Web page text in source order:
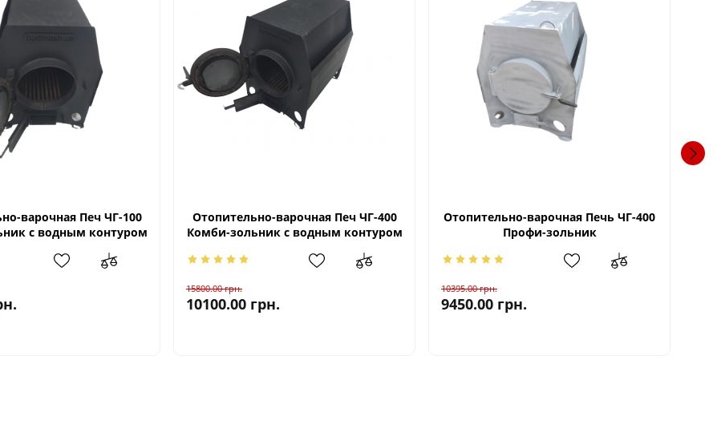
варочная Печ ЧГ-100
с водным контуром
Отопительно-варочная Печ ЧГ-400
Комби-зольник с водным контуром
15800.00грн.
10100.00 грн.
Отопительно-варочная Печь ЧГ-400
Профи-зольник
10395.00грн.
9450.00 грн.